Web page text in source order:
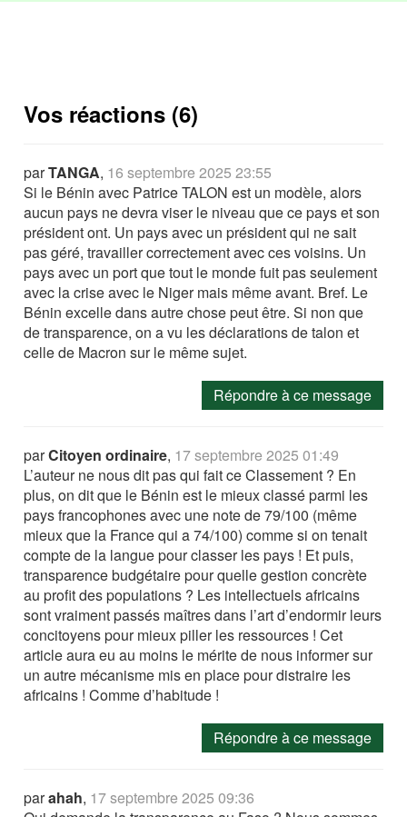
Vos réactions (6)
parTANGA, 16 septembre 2025 23:55
Si le Bénin avec Patrice TALON est un modèle, alors
aucun pays ne devra viser le niveau que ce pays et son
président ont. Un pays avec un président qui ne sait
pas géré, travailler correctement avec ces voisins. Un
pays avec un port que tout le monde fuit pas seulement
avec la crise avec le Niger mais même avant. Bref. Le
Bénin excelle dans autre chose peut être. Si non que
de transparence, on a vu les déclarations de talon et
celle de Macron sur le même sujet.
Répondre à ce message
parCitoyen ordinaire, 17 septembre 2025 01:49
L’auteur ne nous dit pas qui fait ce Classement ? En
plus, on dit que le Bénin est le mieux classé parmi les
pays francophones avec une note de 79/100 (même
mieux que la France qui a 74/100) comme si on tenait
compte de la langue pour classer les pays ! Et puis,
transparence budgétaire pour quelle gestion concrète
au profit des populations ? Les intellectuels africains
sont vraiment passés maîtres dans l’art d’endormir leurs
concitoyens pour mieux piller les ressources ! Cet
article aura eu au moins le mérite de nous informer sur
un autre mécanisme mis en place pour distraire les
africains ! Comme d’habitude !
Répondre à ce message
parahah, 17 septembre 2025 09:36